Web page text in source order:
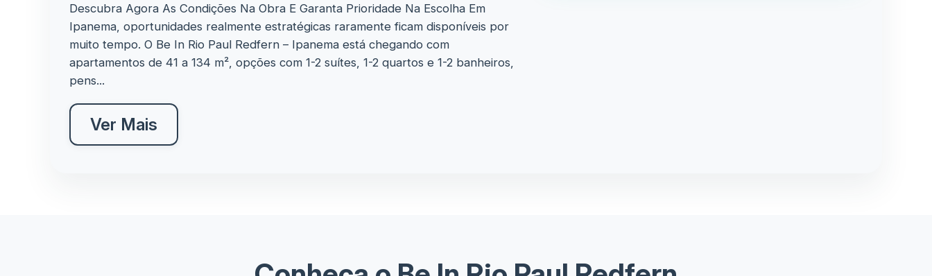
Descubra Agora As Condições Na Obra E Garanta Prioridade Na Escolha Em
Ipanema, oportunidades realmente estratégicas raramente ficam disponíveis por
muito tempo. O Be In Rio Paul Redfern – Ipanema está chegando com
apartamentos de 41 a 134 m², opções com 1-2 suítes, 1-2 quartos e 1-2 banheiros,
pens...
Ver Mais